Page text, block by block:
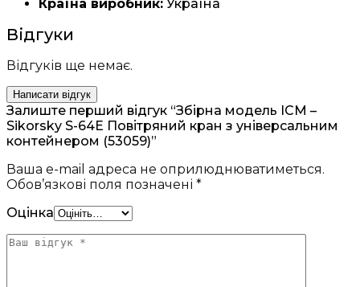
Країна виробник: Україна
Відгуки
Відгуків ще немає.
Написати відгук
Залиште перший відгук “Збірна модель ICM –
Sikorsky S-64E Повітряний кран з універсальним
контейнером (53059)”
Ваша e-mail адреса не оприлюднюватиметься.
Обов’язкові поля позначені *
Оцінка